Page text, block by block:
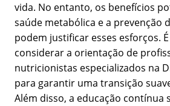
vida. No entanto, os benefícios
saúde metabólica e a prevenção
podem justificar esses esforços.
considerar a orientação de
nutricionistas especializados na
para garantir uma transição
Além disso, a educação contínua